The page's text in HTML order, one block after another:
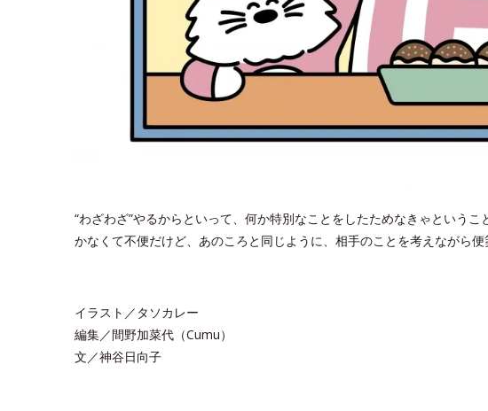
“わざわざ”やるからといって、何か特別なことをしたためなきゃという
かなくて不便だけど、あのころと同じように、相手のことを考えながら
イラスト／タソカレー
編集／間野加菜代（Cumu）
文／神谷日向子